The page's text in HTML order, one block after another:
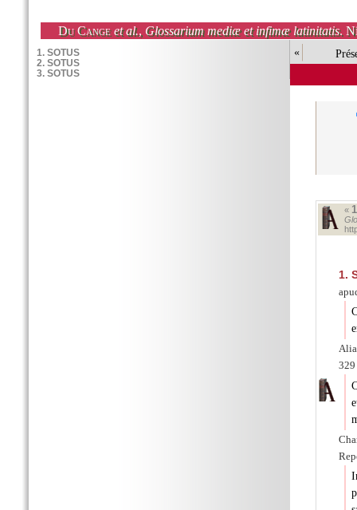
Du Cange et al., Glossarium mediæ et infimæ latinitatis.
«
«
1.